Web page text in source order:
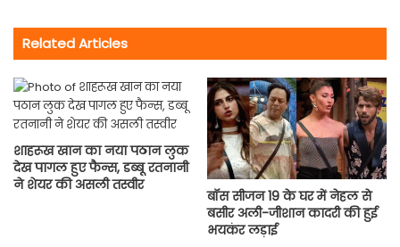
Related Articles
शाहरूख खान का नया पठान लुक
देख पागल हुए फैन्स, डब्बू रतनानी
ने शेयर की असली तस्वीर
बॉस सीजन 19 के घर में नेहल से
बसीर अली-जीशान कादरी की हुई
भयकंर लड़ाई